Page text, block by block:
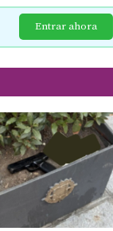
Entrar ahora